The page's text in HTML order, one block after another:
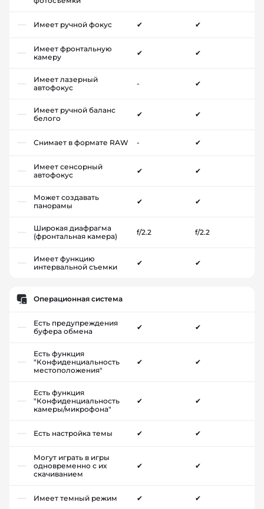
Имеет ручной фокус ✔ ✔
Имеет фронтальную
камеру
✔ ✔
Имеет лазерный
автофокус
- ✔
Имеет ручной баланс
белого
✔ ✔
Снимает в формате RAW - ✔
Имеет сенсорный
автофокус
✔ ✔
Может создавать
панорамы
✔ ✔
Широкая диафрагма
(фронтальная камера)
f/2.2 f/2.2
Имеет функцию
интервальной съемки
✔ ✔
Операционная система
Есть предупреждения
буфера обмена
✔ ✔
Есть функция
"Конфиденциальность
местоположения"
✔ ✔
Есть функция
"Конфиденциальность
камеры/микрофона"
✔ ✔
Есть настройка темы ✔ ✔
Могут играть в игры
одновременно с их
скачиванием
✔ ✔
Имеет темный режим ✔ ✔